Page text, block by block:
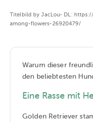
Titelbild by JacLou- DL:
among-flowers-26920479/
Warum dieser
den beliebtesten
Eine Rasse mit
Golden Retriever